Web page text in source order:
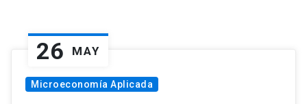
26 MAY
Microeconomía Aplicada